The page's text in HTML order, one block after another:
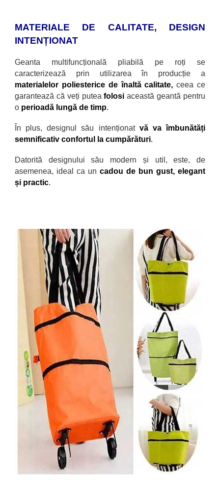
MATERIALE DE CALITATE, DESIGN
INTENȚIONAT
Geanta multifuncțională pliabilă pe roți se
caracterizează prin utilizareaîn producție a
materialelor poliesterice de înaltă calitate,ceea ce
garantează că veți puteafolosiaceastă geantă pentru
o perioadă lungă de timp.
În plus, designul său intenționat vă vaîmbunătăți
semnificativ confortul la cumpărături.
Datorită designului său modern și util, este, de
asemenea, ideal ca un cadou de bun gust, elegant
și practic.